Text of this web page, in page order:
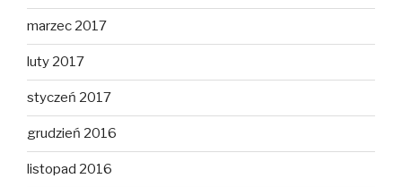
marzec 2017
luty 2017
styczeń 2017
grudzień 2016
listopad 2016